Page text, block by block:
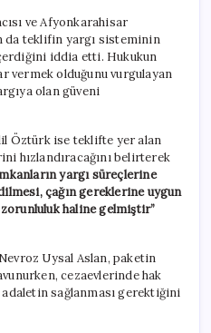
ve Afyonkarahisar
da teklifin yargı sisteminin
iddia etti. Hukukun
vermek olduğunu vurgulayan
olan güveni
Öztürk ise teklifte yer alan
hızlandıracağını belirterek
yargı süreçlerine
çağın gereklerine uygun
haline gelmiştir”
Uysal Aslan, paketin
cezaevlerinde hak
adaletin sağlanması gerektiğini